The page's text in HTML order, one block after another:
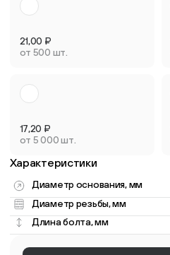
21,00 ₽
от 500 шт.
17,20 ₽
от 5 000 шт.
Характеристики
Диаметр основания, мм
Диаметр резьбы, мм
Длина болта, мм